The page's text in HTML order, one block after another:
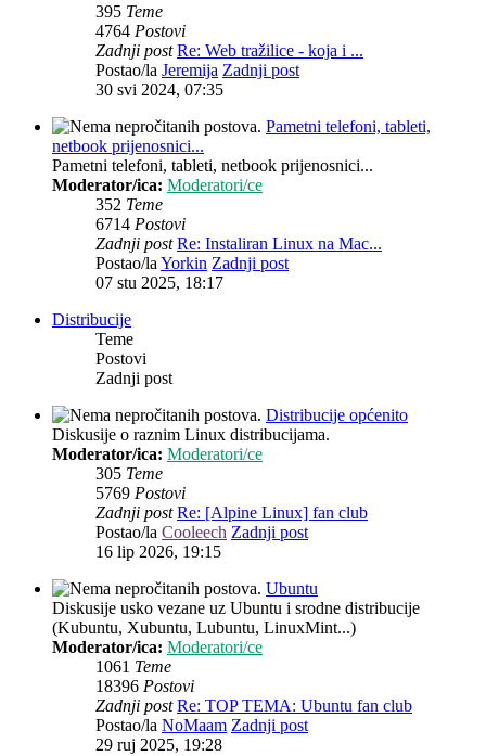
395 Teme
4764 Postovi
Zadnji post Re: Web tražilice - koja i ...
Postao/la Jeremija Zadnji post
30 svi 2024, 07:35
Pametni telefoni, tableti,
netbook prijenosnici...
Pametni telefoni, tableti, netbook prijenosnici...
Moderator/ica: Moderatori/ce
352 Teme
6714 Postovi
Zadnji post Re: Instaliran Linux na Mac...
Postao/laYorkin Zadnji post
07 stu 2025, 18:17
Distribucije
Teme
Postovi
Zadnji post
Distribucije općenito
Diskusije o raznim Linux distribucijama.
Moderator/ica: Moderatori/ce
305 Teme
5769 Postovi
Zadnji post Re: [Alpine Linux] fan club
Postao/la Cooleech Zadnji post
16 lip 2026, 19:15
Ubuntu
Diskusije usko vezane uz Ubuntu i srodne distribucije
(Kubuntu, Xubuntu, Lubuntu, LinuxMint...)
Moderator/ica: Moderatori/ce
1061 Teme
18396 Postovi
Zadnji post Re: TOP TEMA: Ubuntu fan club
Postao/la NoMaam Zadnji post
29 ruj 2025, 19:28